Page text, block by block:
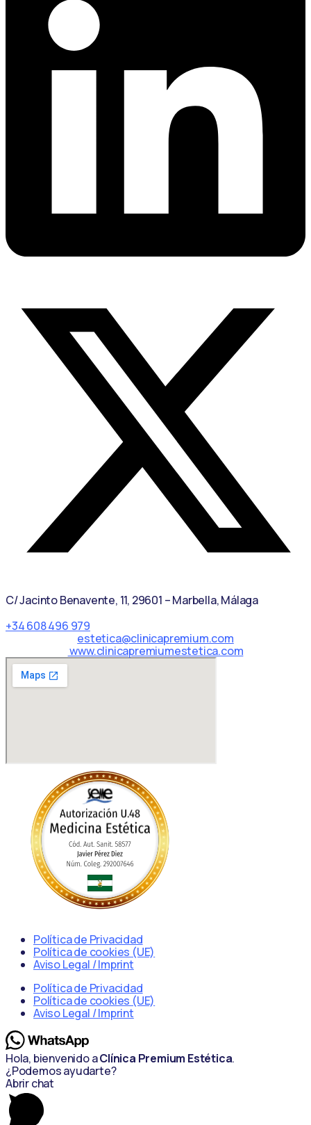
C/ Jacinto Benavente, 11, 29601 – Marbella, Málaga​
+34 608 496 979
estetica@clinicapremium.com
www.clinicapremiumestetica.com
Política de Privacidad
Política de cookies (UE)
Aviso Legal / Imprint
Política de Privacidad
Política de cookies (UE)
Aviso Legal / Imprint
Hola, bienvenido aClínica Premium Estética.
¿Podemos ayudarte?
Abrir chat